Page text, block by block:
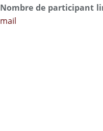
Nombre de participant
mail